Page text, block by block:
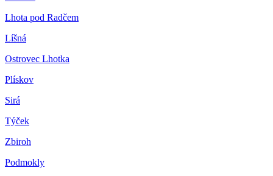
Lhota pod Radčem
Líšná
Ostrovec Lhotka
Plískov
Sirá
Týček
Zbiroh
Podmokly